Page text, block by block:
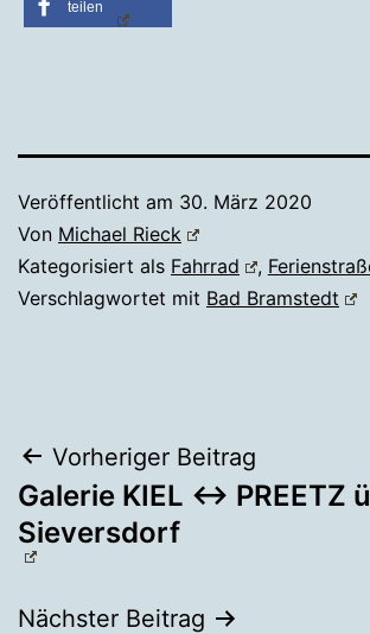
teilen
Veröffentlicht am 30. März 2020
Von Michael Rieck
Kategorisiert als Fahrrad ,
Verschlagwortet mit Bad Bramstedt
Beitragsnavigation
Vorheriger Beitrag
Galerie KIEL ↔ PREETZ
Sieversdorf
Nächster Beitrag